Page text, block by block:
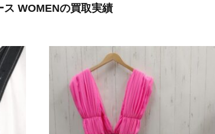
ス WOMENの買取実績